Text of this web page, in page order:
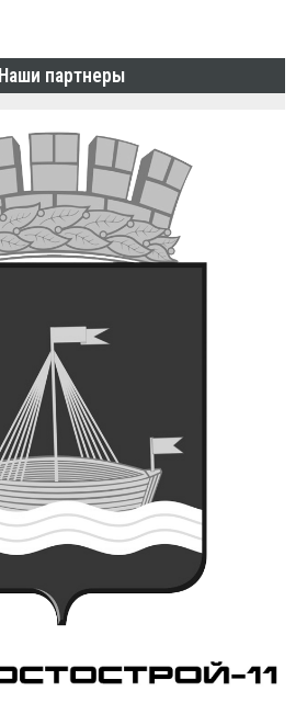
Наши партнеры